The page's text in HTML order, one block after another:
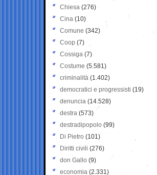
Chiesa (276)
Cina (10)
Comune (342)
Coop (7)
Cossiga (7)
Costume (5.581)
criminalità (1.402)
democratici e progressisti (19)
denuncia (14.528)
destra (573)
destradipopolo (99)
Di Pietro (101)
Diritti civili (276)
don Gallo (9)
economia (2.331)